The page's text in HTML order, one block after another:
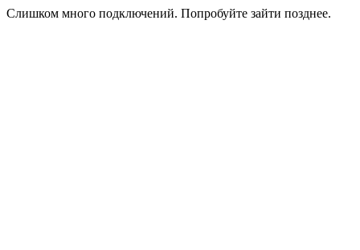
Слишком много подключений. Попробуйте зайти позднее.